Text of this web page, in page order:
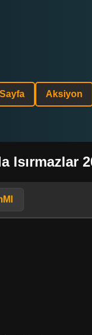
Aksiyon
Isırmazlar